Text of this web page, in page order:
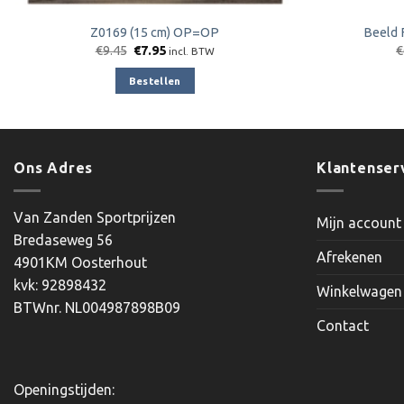
Z0169 (15 cm) OP=OP
€9.45 Oorspronkelijke
was:
€9.45.
€7.95Huidige
is:
€7.95.
incl. BTW
Bestellen
Beeld
€
Ons Adres
Van Zanden Sportprijzen
Bredaseweg 56
4901KM Oosterhout
kvk: 92898432
BTWnr. NL004987898B09
Openingstijden:
Mijn account
Afrekenen
Winkelwagen
Contact